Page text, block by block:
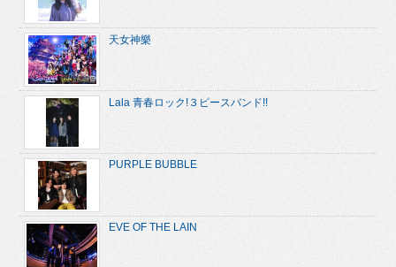
天女神樂
Lala 青春ロック!３ピースバンド!!
PURPLE BUBBLE
EVE OF THE LAIN